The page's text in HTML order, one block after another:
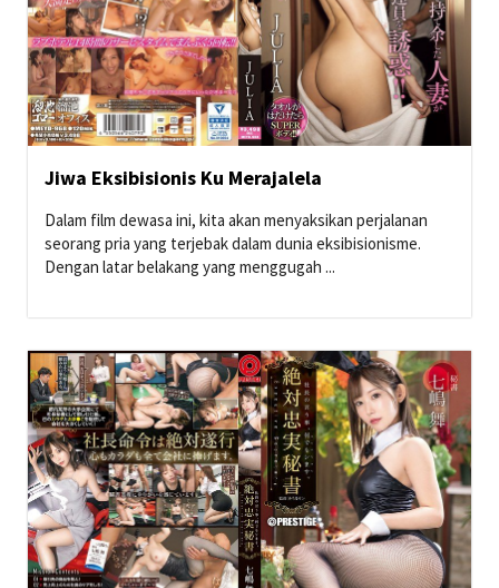
Jiwa Eksibisionis Ku Merajalela
Dalam film dewasa ini, kita akan menyaksikan perjalanan
seorang pria yang terjebak dalam dunia eksibisionisme.
Dengan latar belakang yang menggugah ...